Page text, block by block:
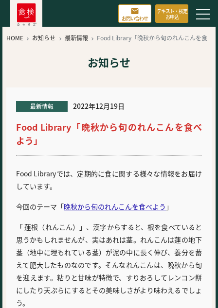

お問い合わせ
テキスト・検定
お申込
HOME  お知らせ  最新情報 
Food Library「晩秋から旬のれんこんを食
お知らせ
最新情報 2022年12月19日
Food Library「晩秋から旬のれんこんを食べ
よう」
Food Libraryでは、定期的に食に関する様々な情報をお届け
しています。
今回のテーマ「晩秋から旬のれんこんを食べよう 」
「 蓮根（れんこん）」、漢字からすると、根を食べていると
思うかもしれませんが、実はあれは茎。れんこんは蓮の地下
茎（地中に埋もれている茎）が泥の中に長く伸び、養分を蓄
えて肥大したものなのです。そんなれんこんは、晩秋から旬
を迎えます。粘りと甘味が特徴で、すりおろしてレンコン餅
にしたり天ぷらにするとその美味しさがより味わえるでしょ
う。